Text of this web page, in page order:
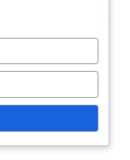
published.Required